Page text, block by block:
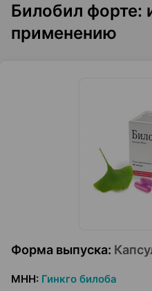
Билобил форте:
применению
Форма выпуска:
МНН: Гинкго билоба